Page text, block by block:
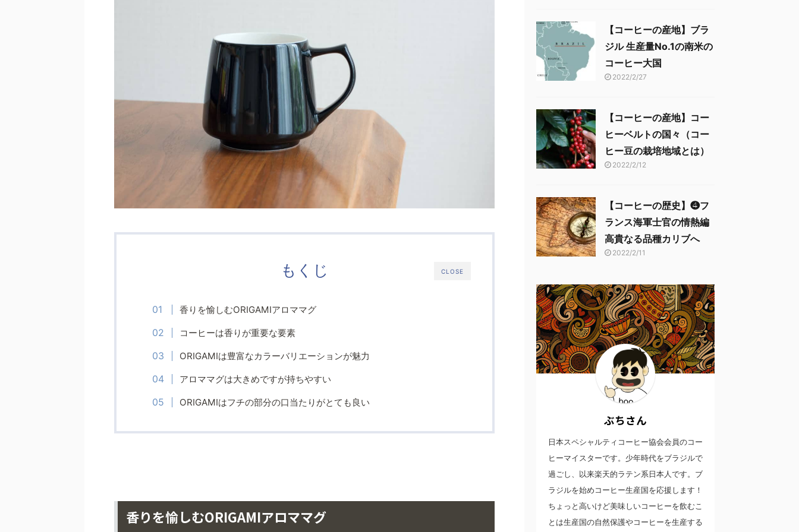
CLOSE
もくじ
香りを愉しむORIGAMIアロママグ
コーヒーは香りが重要な要素
ORIGAMIは豊富なカラーバリエーションが魅力
アロママグは大きめですが持ちやすい
ORIGAMIはフチの部分の口当たりがとても良い
香りを愉しむORIGAMIアロママグ
【コーヒーの産地】ブラ
ジル 生産量No.1の南米の
コーヒー大国
2022/2/27
【コーヒーの産地】コー
ヒーベルトの国々（コー
ヒー豆の栽培地域とは）
2022/2/12
【コーヒーの歴史】❹フ
ランス海軍士官の情熱編
高貴なる品種カリブへ
2022/2/11
ぶちさん
日本スペシャルティコーヒー協会会員のコー
ヒーマイスターです。少年時代をブラジルで
過ごし、以来楽天的ラテン系日本人です。ブ
ラジルを始めコーヒー生産国を応援します！
ちょっと高いけど美味しいコーヒーを飲むこ
とは生産国の自然保護やコーヒーを生産する